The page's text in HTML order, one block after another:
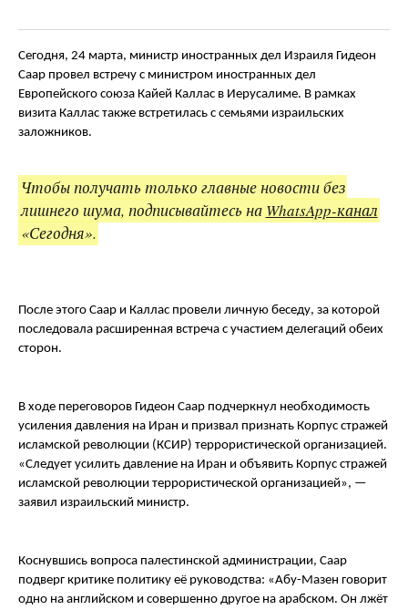
TwitterFacebookTelegramподелитесь
Сегодня, 24 марта, министр иностранных дел Израиля Гидеон
Саар провел встречу с министром иностранных дел
Европейского союза Кайей Каллас в Иерусалиме. В рамках
визита Каллас также встретилась с семьями израильских
заложников.
Чтобы получать только главные новости без
лишнего шума, подписывайтесь на WhatsApp-канал
«Сегодня».
После этого Саар и Каллас провели личную беседу, за которой
последовала расширенная встреча с участием делегаций обеих
сторон.
В ходе переговоров Гидеон Саар подчеркнул необходимость
усиления давления на Иран и призвал признать Корпус стражей
исламской революции (КСИР) террористической организацией.
«Следует усилить давление на Иран и объявить Корпус стражей
исламской революции террористической организацией», —
заявил израильский министр.
Коснувшись вопроса палестинской администрации, Саар
подверг критике политику её руководства: «Абу-Мазен говорит
одно на английском и совершенно другое на арабском. Он лжёт